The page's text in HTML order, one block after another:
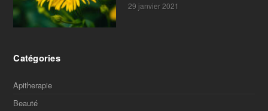
29 janvier 2021
Catégories
Apitherapie
Beauté